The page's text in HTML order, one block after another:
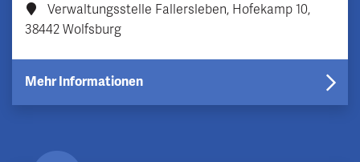
Verwaltungsstelle Fallersleben, Hofekamp 10,
38442 Wolfsburg
Mehr Informationen